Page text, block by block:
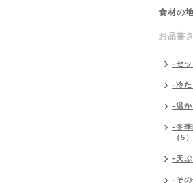
食材の
お品書き
-セッ
-冷た
-温か
-冬
（5）
-天ぷ
-その